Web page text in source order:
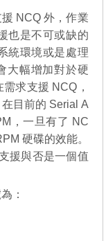
NCQ 外，作業
也是不可或缺的
統環境或是處理
大幅增加對於硬
求支援 NCQ，
目前的 Serial A
，一旦有了 NC
硬碟的效能。
援與否是一個值
：